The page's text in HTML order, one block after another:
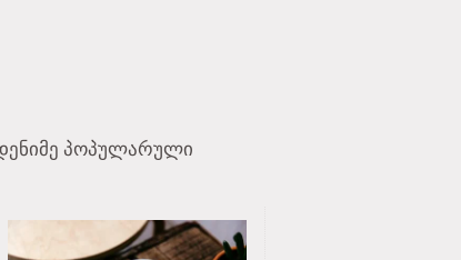
პოპულარული